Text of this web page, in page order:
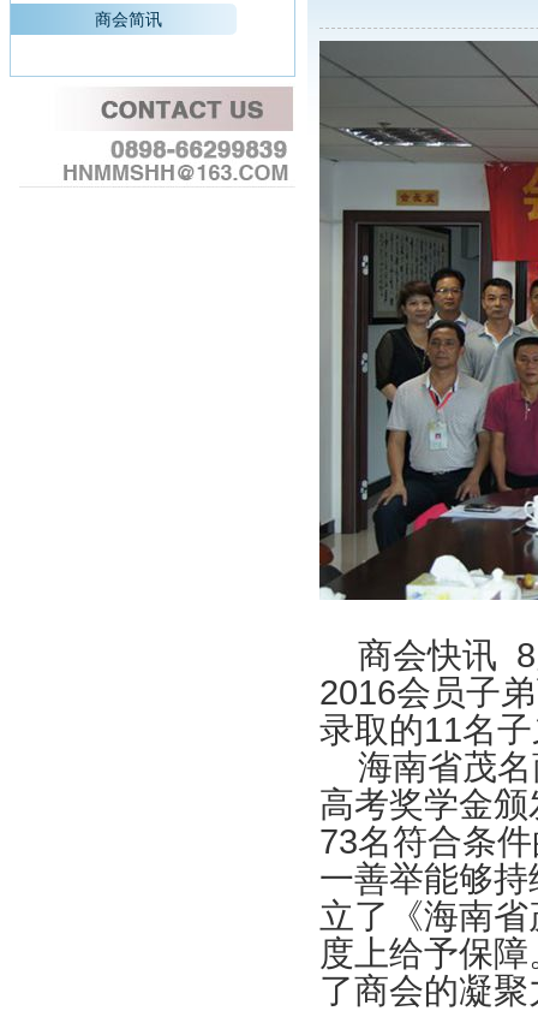
商会简讯
商会快讯 8
2016会员子
录取的11名
海南省茂名
高考奖学金
73名符合条
一善举能够
立了《海南
度上给予保
了商会的凝聚